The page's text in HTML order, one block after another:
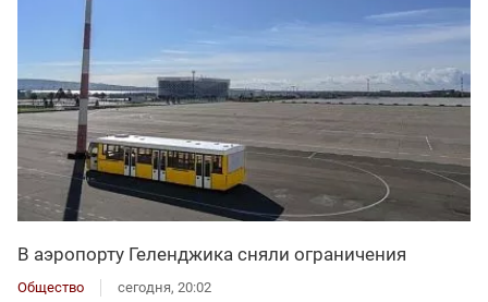
В аэропорту Геленджика сняли ограничения
Общество сегодня, 20:02